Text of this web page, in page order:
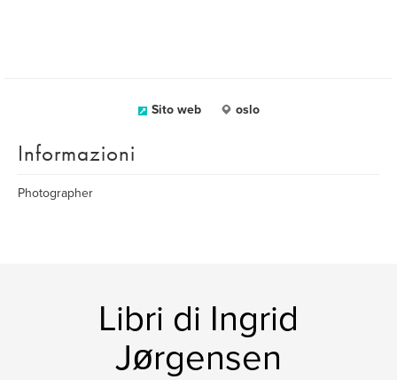
Sito web oslo
Informazioni
Photographer
Libri di Ingrid
Jørgensen